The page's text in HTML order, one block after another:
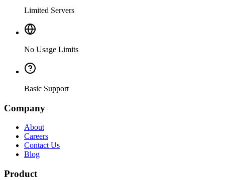
Limited Servers
No Usage Limits
Basic Support
Company
About
Careers
Contact Us
Blog
Product